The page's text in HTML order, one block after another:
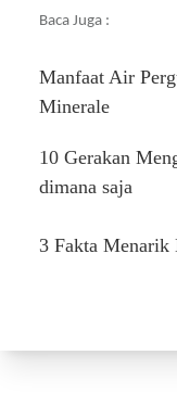
Baca Juga :
Manfaat Air
Minerale
10 Gerakan
dimana saja
3 Fakta Menarik